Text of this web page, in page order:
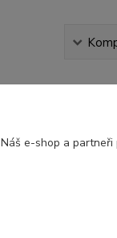
Náš e-shop a partneři